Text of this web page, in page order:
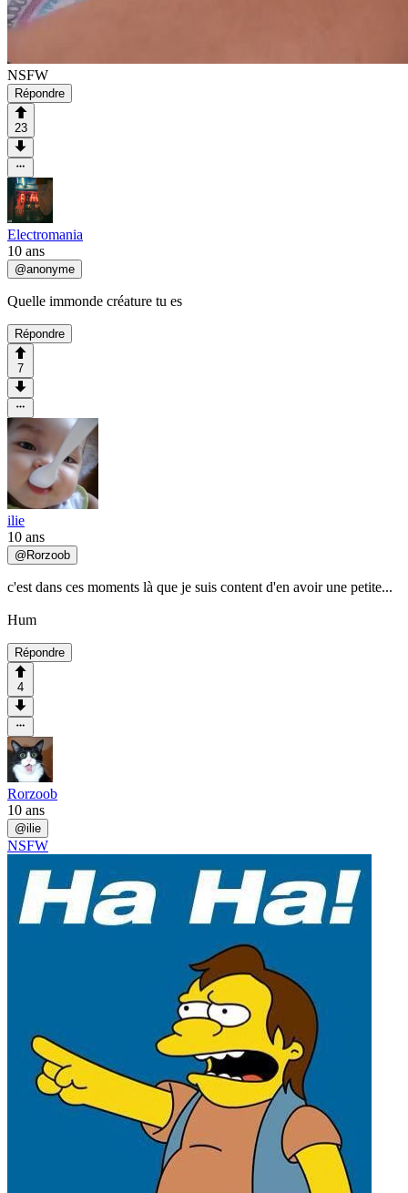
NSFW
Répondre
23
Electromania
10 ans
@anonyme
Quelle immonde créature tu es
Répondre
7
ilie
10 ans
@ Rorzoob
c'est dans ces moments là que je suis content d'en avoir une petite...
Hum
Répondre
4
Rorzoob
10 ans
@ilie
NSFW